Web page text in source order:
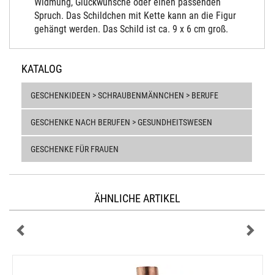
Spruch. Das Schildchen mit Kette kann an die Figur
gehängt werden. Das Schild ist ca. 9 x 6 cm groß.
KATALOG
GESCHENKIDEEN > SCHRAUBENMÄNNCHEN > BERUFE
GESCHENKE NACH BERUFEN > GESUNDHEITSWESEN
GESCHENKE FÜR FRAUEN
ÄHNLICHE ARTIKEL